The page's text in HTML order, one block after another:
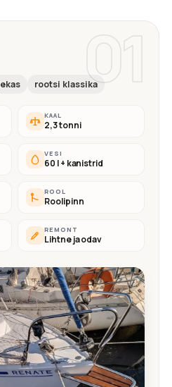
01
rootsi klassika
KAAL
2,3 tonni
VESI
60 l + kanistrid
ROOL
Roolipinn
REMONT
Lihtne ja odav